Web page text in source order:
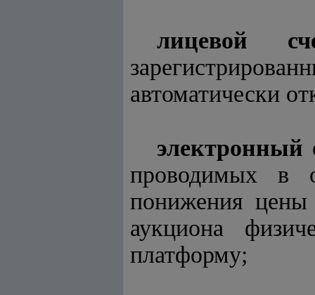
лицевой
автоматически
проводимых в
понижения цены
аукциона
платформу;